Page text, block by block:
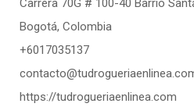
Carrera 70G # 100-40 Barrio
Bogotá, Colombia
+6017035137
https://tudrogueriaenlinea.com